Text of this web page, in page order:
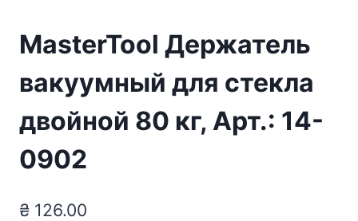
MasterTool Держатель
вакуумный для стекла
двойной 80 кг, Арт.: 14-
0902
₴ 126.00